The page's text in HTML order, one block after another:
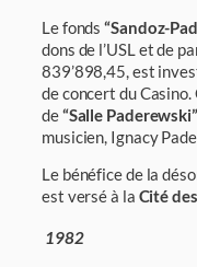
Le fonds“Sandoz-
dons de l’USL et de
839’898,45, est
de concert du
de“Salle Paderewski”
musicien, Ignacy
Le bénéfice de la
est versé à la Cité
1982